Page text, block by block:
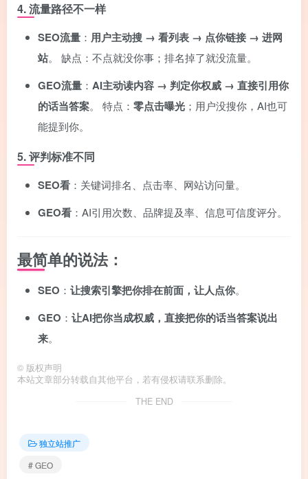
4. 流量路径不一样
SEO流量 ： 用户主动搜 → 看列表 → 点你链接 → 进网
站。 缺点：不点就没你事；排名掉了就没流量。
GEO流量 ： AI主动读内容 → 判定你权威 → 直接引用你
的话当答案。 特点： 零点击曝光 ；用户没搜你，AI也可
能提到你。
5. 评判标准不同
SEO看 ：关键词排名、点击率、网站访问量。
GEO看 ：AI引用次数、品牌提及率、信息可信度评分。
最简单的说法：
SEO ： 让搜索引擎把你排在前面，让人点你。
GEO ： 让AI把你当成权威，直接把你的话当答案说出
来。
© 版权声明
本站文章部分转载自其他平台，若有侵权请联系删除。
THE END
独立站推广
# GEO